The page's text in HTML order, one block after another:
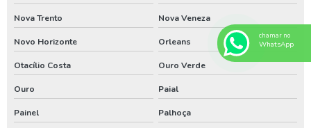
Manutenção poço artesiano em santa catarina
Manutenção poço artesiano paraná
Manutenção poço artesiano rio grande do sul
Nova Trento Nova Veneza
Novo Horizonte Orleans
Otacílio Costa Ouro Verde
Ouro Paial
Painel Palhoça
chamar no
WhatsApp